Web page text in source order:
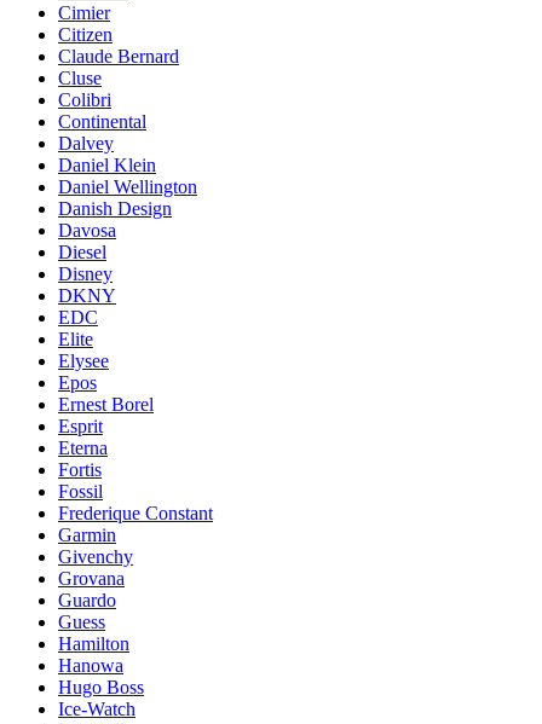
Cimier
Citizen
Claude Bernard
Cluse
Colibri
Continental
Dalvey
Daniel Klein
Daniel Wellington
Danish Design
Davosa
Diesel
Disney
DKNY
EDC
Elite
Elysee
Epos
Ernest Borel
Esprit
Eterna
Fortis
Fossil
Frederique Constant
Garmin
Givenchy
Grovana
Guardo
Guess
Hamilton
Hanowa
Hugo Boss
Ice-Watch